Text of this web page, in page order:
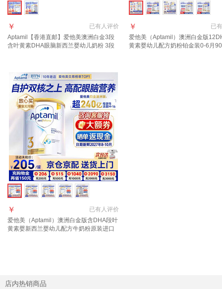
已有人评价
￥
Aptamil【香港直邮】爱他美澳洲白金3段
含叶黄素DHA眼脑新西兰婴幼儿奶粉 3段
已有
￥
爱他美（Aptamil）澳洲白金版
黄素婴幼儿配方奶粉铂金装0-6月
已有人评价
￥
爱他美（Aptamil）澳洲白金版含DHA段叶
黄素婴新西兰婴幼儿配方牛奶粉原装进口
店内热销商品